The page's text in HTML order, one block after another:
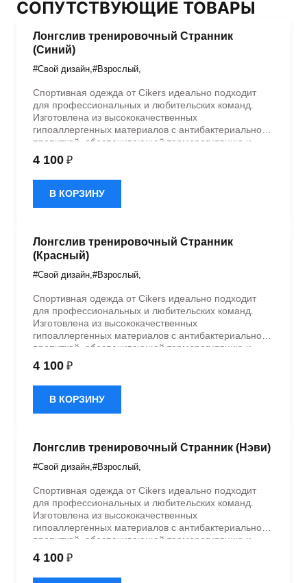
СОПУТСТВУЮЩИЕ ТОВАРЫ
Лонгслив тренировочный Странник
(Синий)
#Свой дизайн #Взрослый
Спортивная одежда от Cikers идеально подходит
для профессиональных и любительских команд.
Изготовлена из высококачественных
гипоаллергенных материалов с антибактериальной
пропиткой, обеспечивающей терморегуляцию и
быстрое влагоотведение. Одежда обладает
эластичностью в 5 направлениях и стильным
дизайном.
4 100 ₽
В КОРЗИНУ
Лонгслив тренировочный Странник
(Красный)
#Свой дизайн #Взрослый
Спортивная одежда от Cikers идеально подходит
для профессиональных и любительских команд.
Изготовлена из высококачественных
гипоаллергенных материалов с антибактериальной
пропиткой, обеспечивающей терморегуляцию и
быстрое влагоотведение. Одежда обладает
эластичностью в 5 направлениях и стильным
дизайном.
4 100 ₽
В КОРЗИНУ
Лонгслив тренировочный Странник (Нэви)
#Свой дизайн #Взрослый
Спортивная одежда от Cikers идеально подходит
для профессиональных и любительских команд.
Изготовлена из высококачественных
гипоаллергенных материалов с антибактериальной
пропиткой, обеспечивающей терморегуляцию и
быстрое влагоотведение. Одежда обладает
эластичностью в 5 направлениях и стильным
дизайном.
4 100 ₽